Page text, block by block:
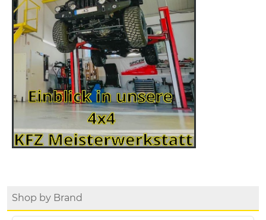
Shop by Brand